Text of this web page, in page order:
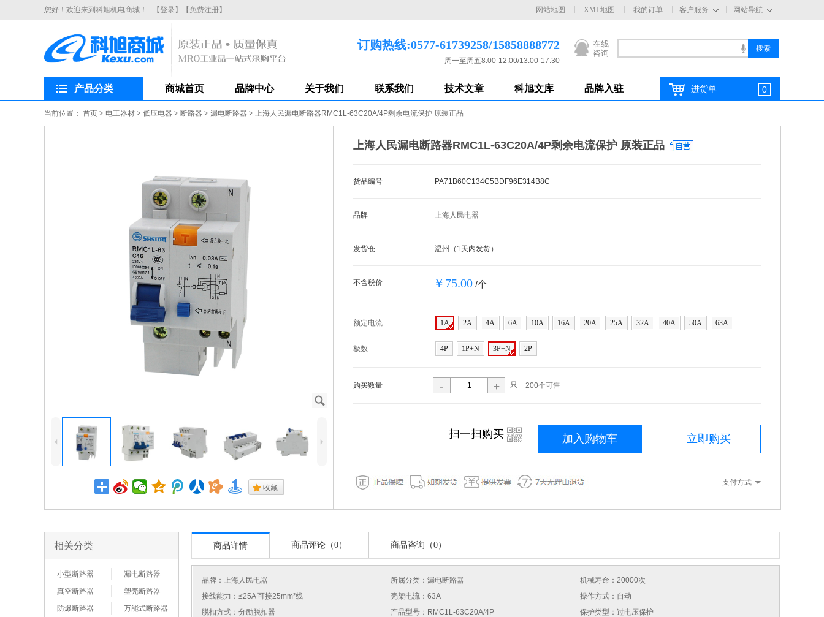
您好！欢迎来到科旭机电商城！ 【登录】 【免费注册】 网站导航
客户服务
网站地图 XML地图 我的订单
在线
咨询
订购热线:0577-61739258/15858888772
周一至周五8:00-12:00/13:00-17:30
产品分类 商城首页 品牌中心 关于我们 联系我们 技术文章 科旭文库 品牌入驻 进货单 0
当前位置： 首页 > 电工器材 > 低压电器 > 断路器 > 漏电断路器 > 上海人民漏电断路器RMC1L-63C20A/4P剩余电流保护 原装正品
J
4 5
. 收藏
上海人民漏电断路器RMC1L-63C20A/4P剩余电流保护 原装正品
货品编号 PA71B60C134C5BDF96E314B8C
品牌 上海人民电器
发货仓 温州（1天内发货）
不含税价 ￥75.00 /个
额定电流 1A 2A 4A 6A 10A 16A 20A 25A 32A 40A 50A 63A
极数 4P 1P+N 3P+N 2P
购买数量 - + 只 200个可售
立即购买
加入购物车
扫一扫购买 i
支付方式
相关分类
小型断路器
漏电断路器
真空断路器
塑壳断路器
防爆断路器
万能式断路器
商品详情 商品评论（0） 商品咨询（0）
品牌： 上海人民电器 所属分类：漏电断路器
机械寿命：20000次
接线能力：≤25A 可接25mm²线
壳架电流：63A
操作方式：自动
脱扣方式：分励脱扣器
产品型号：RMC1L-63C20A/4P
保护类型：过电压保护